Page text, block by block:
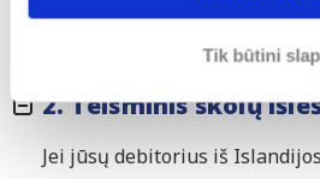
Tik būtini
nurodymus. Teismo proceso
įtikina klientą susimokėti.
2. Teisminis skolų
Jei jūsų debitorius iš